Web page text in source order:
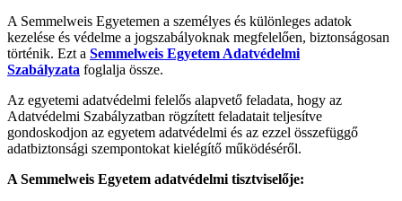
A Semmelweis Egyetemen a személyes és különleges adatok
kezelése és védelme a jogszabályoknak megfelelően, biztonságosan
történik. Ezt a Semmelweis Egyetem Adatvédelmi
Szabályzata foglalja össze.
Az egyetemi adatvédelmi felelős alapvető feladata, hogy az
Adatvédelmi Szabályzatban rögzített feladatait teljesítve
gondoskodjon az egyetem adatvédelmi és az ezzel összefüggő
adatbiztonsági szempontokat kielégítő működéséről.
A Semmelweis Egyetem adatvédelmi tisztviselője: